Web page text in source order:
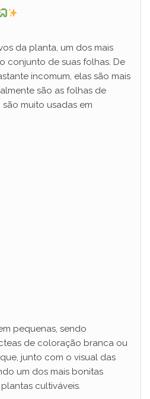
a
y
V
da planta, um dos mais
conjunto de suas folhas. De
incomum, elas são mais
são as folhas de
muito usadas em
pequenas, sendo
de coloração branca ou
junto com o visual das
um dos mais bonitas
cultiváveis.